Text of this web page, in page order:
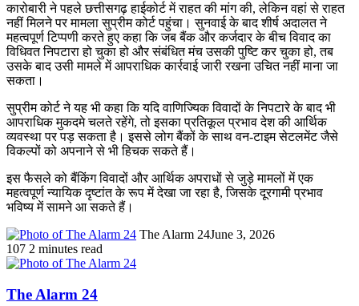
कारोबारी ने पहले छत्तीसगढ़ हाईकोर्ट में राहत की मांग की, लेकिन वहां से राहत
नहीं मिलने पर मामला सुप्रीम कोर्ट पहुंचा। सुनवाई के बाद शीर्ष अदालत ने
महत्वपूर्ण टिप्पणी करते हुए कहा कि जब बैंक और कर्जदार के बीच विवाद का
विधिवत निपटारा हो चुका हो और संबंधित मंच उसकी पुष्टि कर चुका हो, तब
उसके बाद उसी मामले में आपराधिक कार्रवाई जारी रखना उचित नहीं माना जा
सकता।
सुप्रीम कोर्ट ने यह भी कहा कि यदि वाणिज्यिक विवादों के निपटारे के बाद भी
आपराधिक मुकदमे चलते रहेंगे, तो इसका प्रतिकूल प्रभाव देश की आर्थिक
व्यवस्था पर पड़ सकता है। इससे लोग बैंकों के साथ वन-टाइम सेटलमेंट जैसे
विकल्पों को अपनाने से भी हिचक सकते हैं।
इस फैसले को बैंकिंग विवादों और आर्थिक अपराधों से जुड़े मामलों में एक
महत्वपूर्ण न्यायिक दृष्टांत के रूप में देखा जा रहा है, जिसके दूरगामी प्रभाव
भविष्य में सामने आ सकते हैं।
The Alarm 24June 3, 2026
107 2 minutes read
The Alarm 24